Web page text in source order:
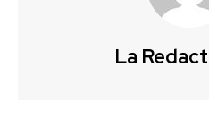
La